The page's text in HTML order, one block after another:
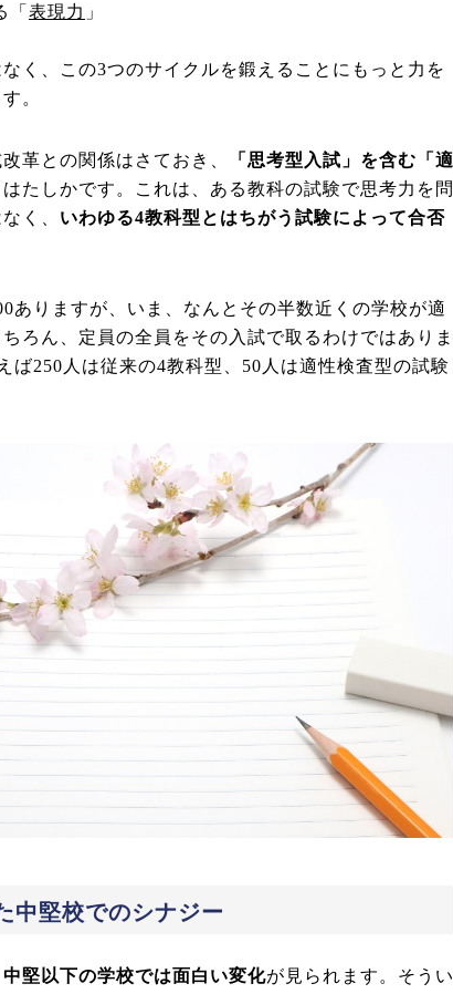
表現力 」
く、この3つのサイクルを鍛えることにもっと力を
。
革との関係はさておき、
「思考型入試」を含む「適
たしかです。これは、ある教科の試験で思考力を問
く、 いわゆる4教科型とはちがう試験によって合否
ありますが、いま、なんとその半数近くの学校が適
ろん、定員の全員をその入試で取るわけではありま
ば250人は従来の4教科型、50人は適性検査型の試験
中堅校でのシナジー
中堅以下の学校では面白い変化が見られます。そうい